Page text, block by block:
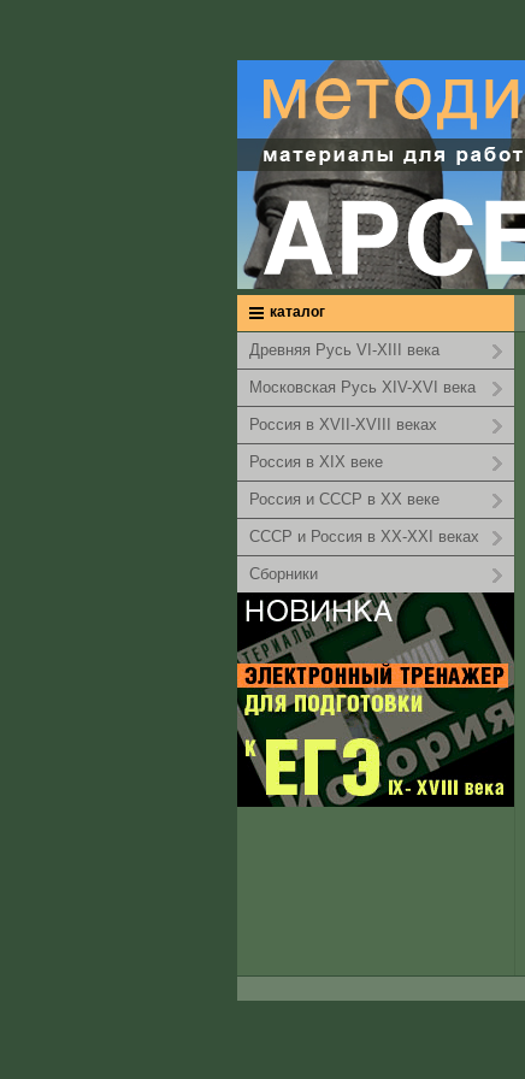
каталог
Древняя Русь VI-XIII века
Московская Русь XIV-XVI века
Россия в XVII-XVIII веках
Россия в XIX веке
Россия и СССР в XX веке
СССР и Россия в XX-XXI веках
Сборники